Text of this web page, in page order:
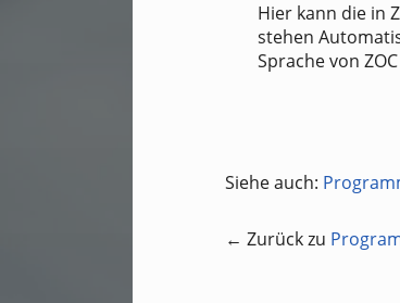
Hier kann die in
stehen
Sprache von
Siehe auch:
← Zurück zu